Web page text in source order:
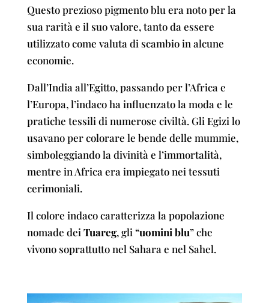
Questo prezioso pigmento blu era noto per la
sua rarità e il suo valore, tanto da essere
utilizzato come valuta di scambio in alcune
economie.
Dall’India all’Egitto, passando per l’Africa e
l’Europa, l’indaco ha influenzato la moda e le
pratiche tessili di numerose civiltà. Gli Egizi lo
usavano per colorare le bende delle mummie,
simboleggiando la divinità e l’immortalità,
mentre in Africa era impiegato nei tessuti
cerimoniali.
Il colore indaco caratterizza la popolazione
nomade dei Tuareg, gli “uomini blu” che
vivono soprattutto nel Sahara e nel Sahel.